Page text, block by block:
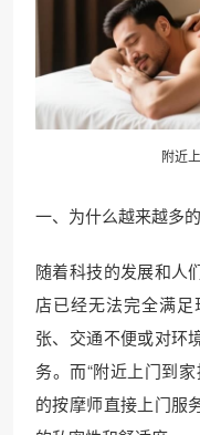
附近
一、为什么越来越多
随着科技的发展和人
店已经无法完全满
张、交通不便或对环
务。而“附近上门到
的按摩师直接上门服